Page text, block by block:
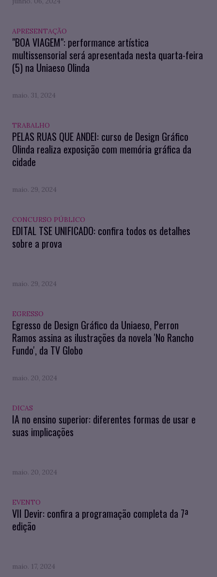
APRESENTAÇÃO
"BOA VIAGEM": performance artística
multissensorial será apresentada nesta quarta-feira
(5) na Uniaeso Olinda
maio. 31, 2024
TRABALHO
PELAS RUAS QUE ANDEI: curso de Design Gráfico
Olinda realiza exposição com memória gráfica da
cidade
maio. 29, 2024
CONCURSO PÚBLICO
EDITAL TSE UNIFICADO: confira todos os detalhes
sobre a prova
maio. 29, 2024
EGRESSO
Egresso de Design Gráfico da Uniaeso, Perron
Ramos assina as ilustrações da novela 'No Rancho
Fundo', da TV Globo
maio. 20, 2024
DICAS
IA no ensino superior: diferentes formas de usar e
suas implicações
maio. 20, 2024
EVENTO
VII Devir: confira a programação completa da 7ª
edição
maio. 17, 2024